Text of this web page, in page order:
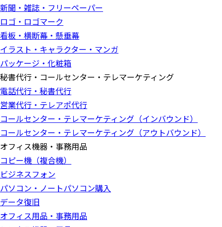
新聞・雑誌・フリーペーパー
ロゴ・ロゴマーク
看板・横断幕・懸垂幕
イラスト・キャラクター・マンガ
パッケージ・化粧箱
秘書代行・コールセンター・テレマーケティング
電話代行・秘書代行
営業代行・テレアポ代行
コールセンター・テレマーケティング（インバウンド）
コールセンター・テレマーケティング（アウトバウンド）
オフィス機器・事務用品
コピー機（複合機）
ビジネスフォン
パソコン・ノートパソコン購入
データ復旧
オフィス用品・事務用品